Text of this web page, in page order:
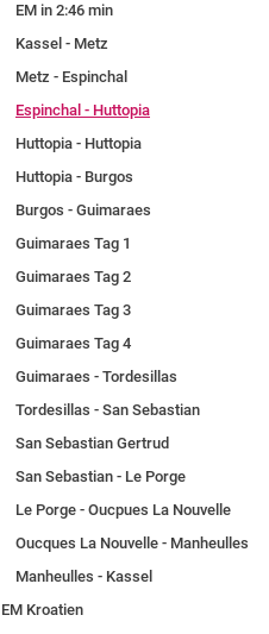
EM in 2:46 min
Kassel - Metz
Metz - Espinchal
Espinchal - Huttopia
Huttopia - Huttopia
Huttopia - Burgos
Burgos - Guimaraes
Guimaraes Tag 1
Guimaraes Tag 2
Guimaraes Tag 3
Guimaraes Tag 4
Guimaraes - Tordesillas
Tordesillas - San Sebastian
San Sebastian Gertrud
San Sebastian - Le Porge
Le Porge - Oucpues La Nouvelle
Oucques La Nouvelle - Manheulles
Manheulles - Kassel
EM Kroatien